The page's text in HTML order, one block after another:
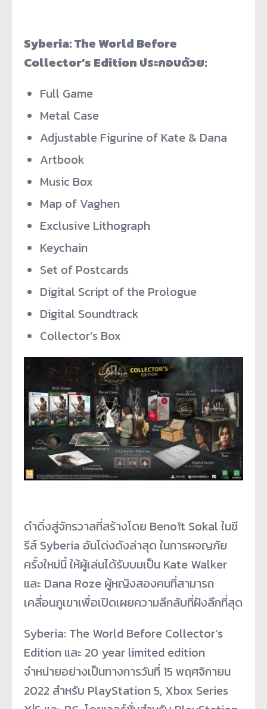
Syberia: The World Before
Collector’s Edition ประกอบด้วย:
Full Game
Metal Case
Adjustable Figurine of Kate & Dana
Artbook
Music Box
Map of Vaghen
Exclusive Lithograph
Keychain
Set of Postcards
Digital Script of the Prologue
Digital Soundtrack
Collector’s Box
ดำดิ่งสู่จักรวาลที่สร้างโดย Benoît Sokal ในซี
รีส์ Syberia อันโด่งดังล่าสุด ในการผจญภัย
ครั้งใหม่นี้ ให้ผู้เล่นได้รับบมเป็น Kate Walker
และ Dana Roze ผู้หญิงสองคนที่สามารถ
เคลื่อนภูเขาเพื่อเปิดเผยความลึกลับที่ฝังลึกที่สุด
Syberia: The World Before Collector’s
Edition และ 20 year limited edition
จำหน่ายอย่างเป็นทางการวันที่ 15 พฤศจิกายน
2022 สำหรับ PlayStation 5, Xbox Series